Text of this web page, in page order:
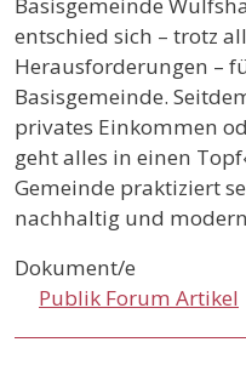
entschied sich – trotz
Herausforderungen –
Basisgemeinde.
privates Einkommen
geht alles in einen
Gemeinde praktiziert
nachhaltig und
Dokument/e
Publik Forum Artikel